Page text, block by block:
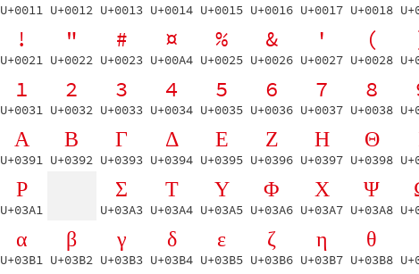
U+0011 U+0012 U+0013 U+0014 U+0015 U+0016 U+0017 U+0018
!
U+0021
"
U+0022
#
U+0023
¤
U+00A4
%
U+0025
&
U+0026
'
U+0027
(
U+0028
1
U+0031
2
U+0032
3
U+0033
4
U+0034
5
U+0035
6
U+0036
7
U+0037
8
U+0038
Α
U+0391
Β
U+0392
Γ
U+0393
Δ
U+0394
Ε
U+0395
Ζ
U+0396
Η
U+0397
Θ
U+0398
Ρ
U+03A1
Σ
U+03A3
Τ
U+03A4
Υ
U+03A5
Φ
U+03A6
Χ
U+03A7
Ψ
U+03A8
α
U+03B1
β
U+03B2
γ
U+03B3
δ
U+03B4
ε
U+03B5
ζ
U+03B6
η
U+03B7
θ
U+03B8